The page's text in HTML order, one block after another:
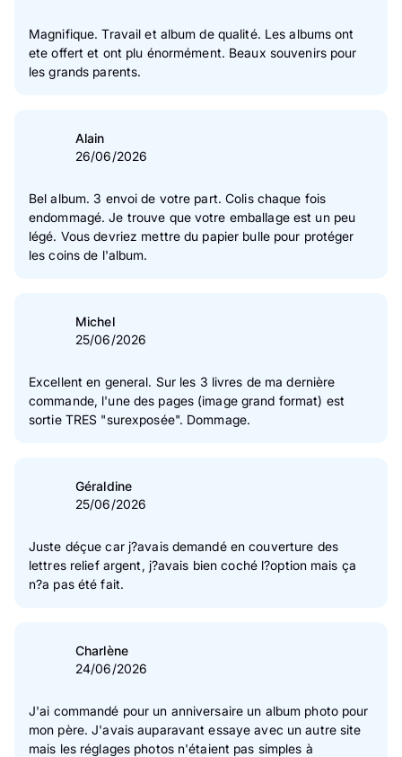
Magnifique. Travail et album de qualité. Les albums ont
ete offert et ont plu énormément. Beaux souvenirs pour
les grands parents.
Alain
26/06/2026
Bel album. 3 envoi de votre part. Colis chaque fois
endommagé. Je trouve que votre emballage est un peu
légé. Vous devriez mettre du papier bulle pour protéger
les coins de l'album.
Michel
25/06/2026
Excellent en general. Sur les 3 livres de ma dernière
commande, l'une des pages (image grand format) est
sortie TRES "surexposée". Dommage.
Géraldine
25/06/2026
Juste déçue car j?avais demandé en couverture des
lettres relief argent, j?avais bien coché l?option mais ça
n?a pas été fait.
Charlène
24/06/2026
J'ai commandé pour un anniversaire un album photo pour
mon père. J'avais auparavant essaye avec un autre site
mais les réglages photos n'étaient pas simples à